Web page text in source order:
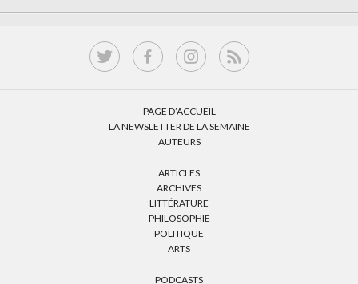
PAGE D’ACCUEIL
LA NEWSLETTER DE LA SEMAINE
AUTEURS
ARTICLES
ARCHIVES
LITTÉRATURE
PHILOSOPHIE
POLITIQUE
ARTS
PODCASTS